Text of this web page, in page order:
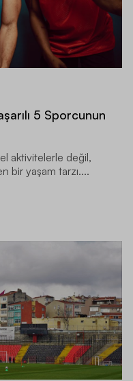
5 Sporcunun
aktivitelerle değil,
bir yaşam tarzı....